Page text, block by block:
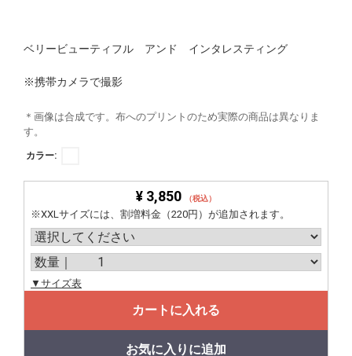
ベリービューティフル アンド インタレスティング
※携帯カメラで撮影
＊画像は合成です。布へのプリントのため実際の商品は異なりま
す。
カラー:
¥ 3,850 （税込）
※XXLサイズには、割増料金（220円）が追加されます。
▼サイズ表
カートに入れる
お気に入りに追加